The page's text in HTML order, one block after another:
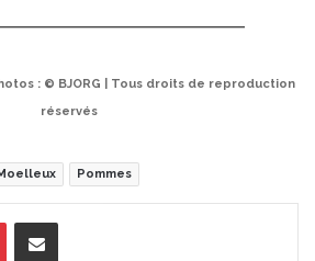
: © BJORG | Tous droits de reproduction
réservés
Pommes